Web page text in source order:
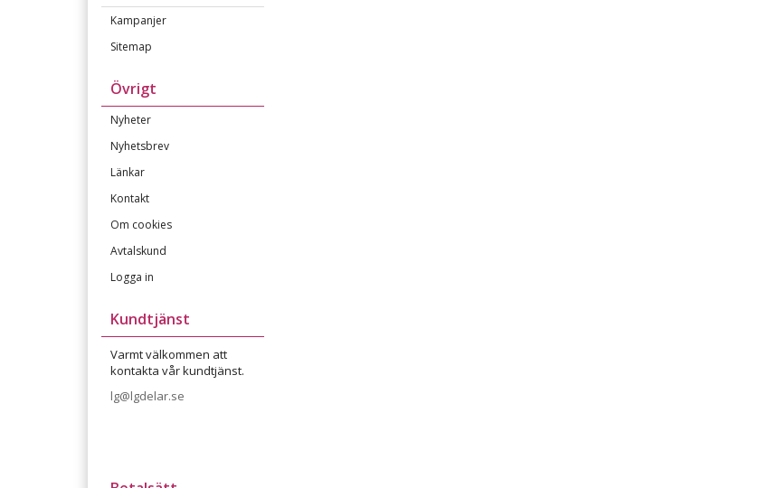
Kampanjer
Sitemap
Övrigt
Nyheter
Nyhetsbrev
Länkar
Kontakt
Om cookies
Avtalskund
Logga in
Kundtjänst
Varmt välkommen att
kontakta vår kundtjänst.
lg@lgdelar.se